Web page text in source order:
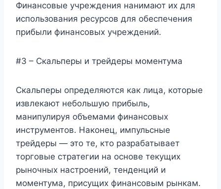
Финансовые учреждения нанимают их для
использования ресурсов для обеспечения
прибыли финансовых учреждений.
#3 – Скальперы и трейдеры моментума
Скальперы определяются как лица, которые
извлекают небольшую прибыль,
манипулируя объемами финансовых
инструментов. Наконец, импульсные
трейдеры — это те, кто разрабатывает
торговые стратегии на основе текущих
рыночных настроений, тенденций и
моментума, присущих финансовым рынкам.